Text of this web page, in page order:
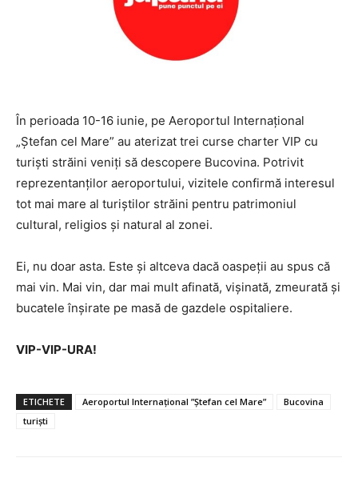
În perioada 10-16 iunie, pe Aeroportul Internațional
„Ștefan cel Mare” au aterizat trei curse charter VIP cu
turiști străini veniți să descopere Bucovina. Potrivit
reprezentanților aeroportului, vizitele confirmă interesul
tot mai mare al turiștilor străini pentru patrimoniul
cultural, religios și natural al zonei.
Ei, nu doar asta. Este și altceva dacă oaspeții au spus că
mai vin. Mai vin, dar mai mult afinată, vișinată, zmeurată și
bucatele înșirate pe masă de gazdele ospitaliere.
VIP-VIP-URA!
ETICHETE Aeroportul Internațional ”Ștefan cel Mare”
Bucovina
turiști